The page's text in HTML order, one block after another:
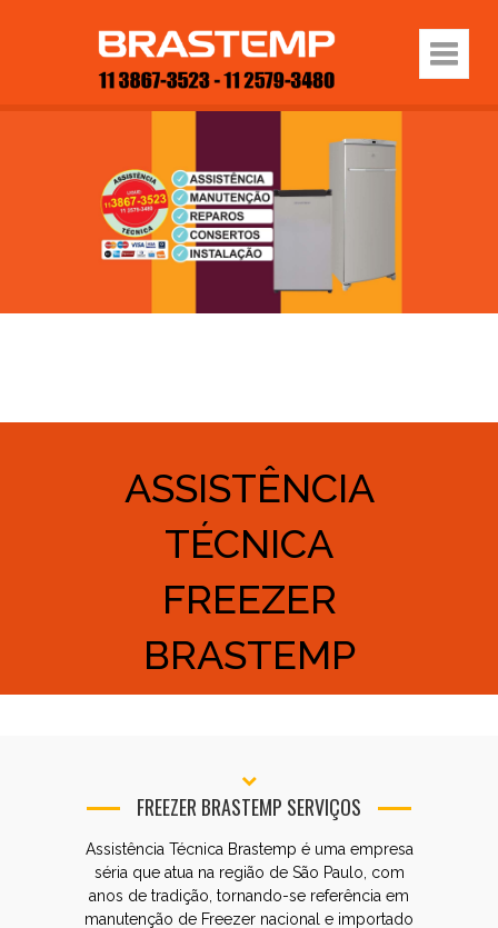
ASSISTÊNCIA
TÉCNICA
FREEZER
BRASTEMP
FREEZER BRASTEMP SERVIÇOS
Assistência Técnica Brastemp é uma empresa
séria que atua na região de São Paulo, com
anos de tradição, tornando-se referência em
manutenção de Freezer nacional e importado